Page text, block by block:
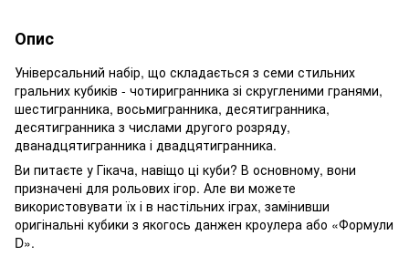
Опис
Універсальний набір, що складається з семи стильних
гральних кубиків - чотиригранника зі скругленими гранями,
шестигранника, восьмигранника, десятигранника,
десятигранника з числами другого розряду,
дванадцятигранника і двадцятигранника.
Ви питаєте у Гікача, навіщо ці куби? В основному, вони
призначені для рольових ігор. Але ви можете
використовувати їх і в настільних іграх, замінивши
оригінальні кубики з якогось данжен кроулера або «Формули
D».